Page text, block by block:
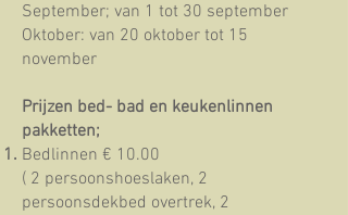
September; van 1 tot 30 september
Oktober: van 20 oktober tot 15
november
Prijzen bed- bad en keukenlinnen
pakketten;
Bedlinnen € 10.00
( 2 persoonshoeslaken, 2
persoonsdekbed overtrek, 2